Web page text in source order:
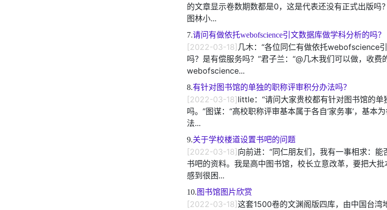
的文章显示卷数期数都是0，这是代表还没有正式出版吗
图林小...
7.请问有做依托webofscience引文数据库做学科分析的吗？
[2022-03-18] 几木：“各位同仁有做依托webofscience
吗？是有偿服务吗？”君子兰：“@几木我们可以做，收费
webofscience...
8.有针对图书馆的单独的职称评审积分办法吗？
[2022-03-18]little：“请问大家贵校都有针对图书馆的单
吗。”图谋：“高校职称评审基本属于各自‘家务事’，基本
法...
9.关于学校楼道设置书吧的问题
[2022-03-18]向前进：“同仁朋友们，我有一事相求：
书吧的资料。我是高中图书馆，校长立意改革，要把大
感到很困...
10. 图书馆图片欣赏
[2022-03-18]这套1500卷的文渊阁版四库，由中国台湾